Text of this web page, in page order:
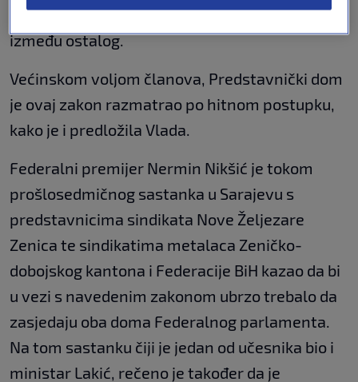
proizvodnje, ustvrdio je također ministar
između ostalog.
Većinskom voljom članova, Predstavnički dom
je ovaj zakon razmatrao po hitnom postupku,
kako je i predložila Vlada.
Federalni premijer Nermin Nikšić je tokom
prošlosedmičnog sastanka u Sarajevu s
predstavnicima sindikata Nove Željezare
Zenica te sindikatima metalaca Zeničko-
dobojskog kantona i Federacije BiH kazao da bi
u vezi s navedenim zakonom ubrzo trebalo da
zasjedaju oba doma Federalnog parlamenta.
Na tom sastanku čiji je jedan od učesnika bio i
ministar Lakić, rečeno je također da je